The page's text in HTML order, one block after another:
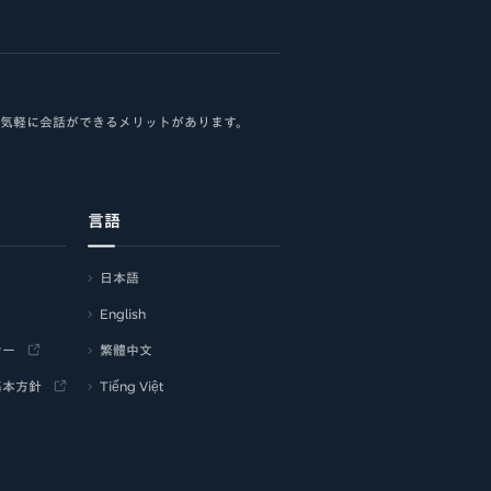
軽に会話ができるメリットがあります。
方針
言語
日本語
English
繁體中文
Tiếng Việt